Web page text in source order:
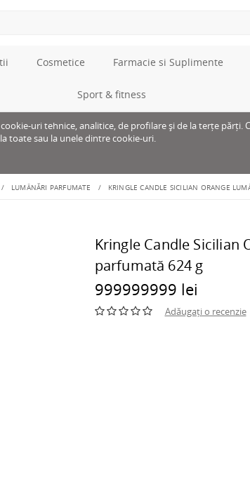
Cosmetice Farmacie si Suplimente
Sport & fitness
uri tehnice, analitice, de profilare și de la terțe
toate sau la unele dintre cookie-uri.
LUMÂNĂRI PARFUMATE KRINGLE CANDLE SICILIAN ORANGE
Kringle Candle Sicilian
parfumată 624 g
999999999 lei
Adăugați o recenzie